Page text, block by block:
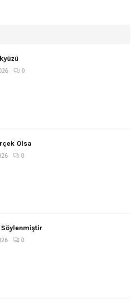
0
Olsa
0
0